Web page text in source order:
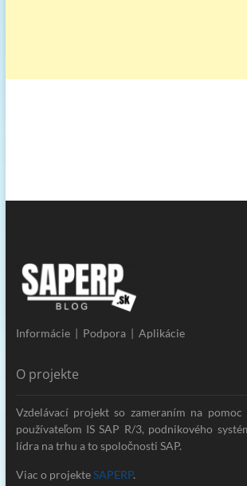
Informácie | Podpora | Aplikácie
O projekte
Vzdelávací projekt so zameraním na pomoc
používateľom IS SAP R/3, podnikového
lídra na trhu a to spoločnosti SAP.
Viac o projekteSAPERP.